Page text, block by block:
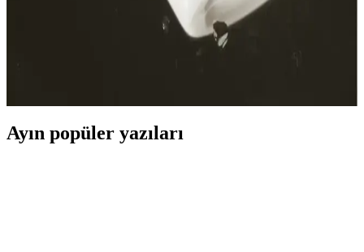
Paraben İçermeyen Şampuanlar ve Doğal Saç
Sağlığına Katkıları Hakkında Bilgiler
Ayın popüler yazıları